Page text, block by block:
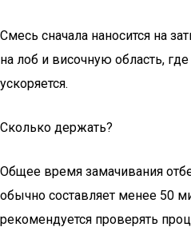
Смесь сначала наносится на
на лоб и височную область,
ускоряется.
Сколько держать?
Общее время замачивания
обычно составляет менее 50
рекомендуется проверять